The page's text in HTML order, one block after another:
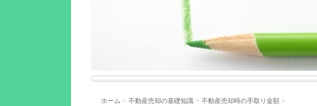
ホーム > 不動産売却の基礎知識 > 不動産売却時の手取り金額 >